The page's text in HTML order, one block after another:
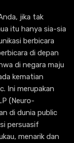
jika tak
itu hanya sia-sia
berbicara
di depan
di negara maju
kematian
Ini merupakan
(Neuro-
di dunia public
persuasif
menarik dan